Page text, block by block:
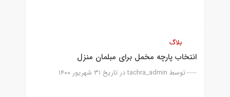
بلاگ
انتخاب پارچه مخمل برای مبلمان منزل
توسط tachra_adminدر تاریخ ۳۱ شهریور ۱۴۰۰